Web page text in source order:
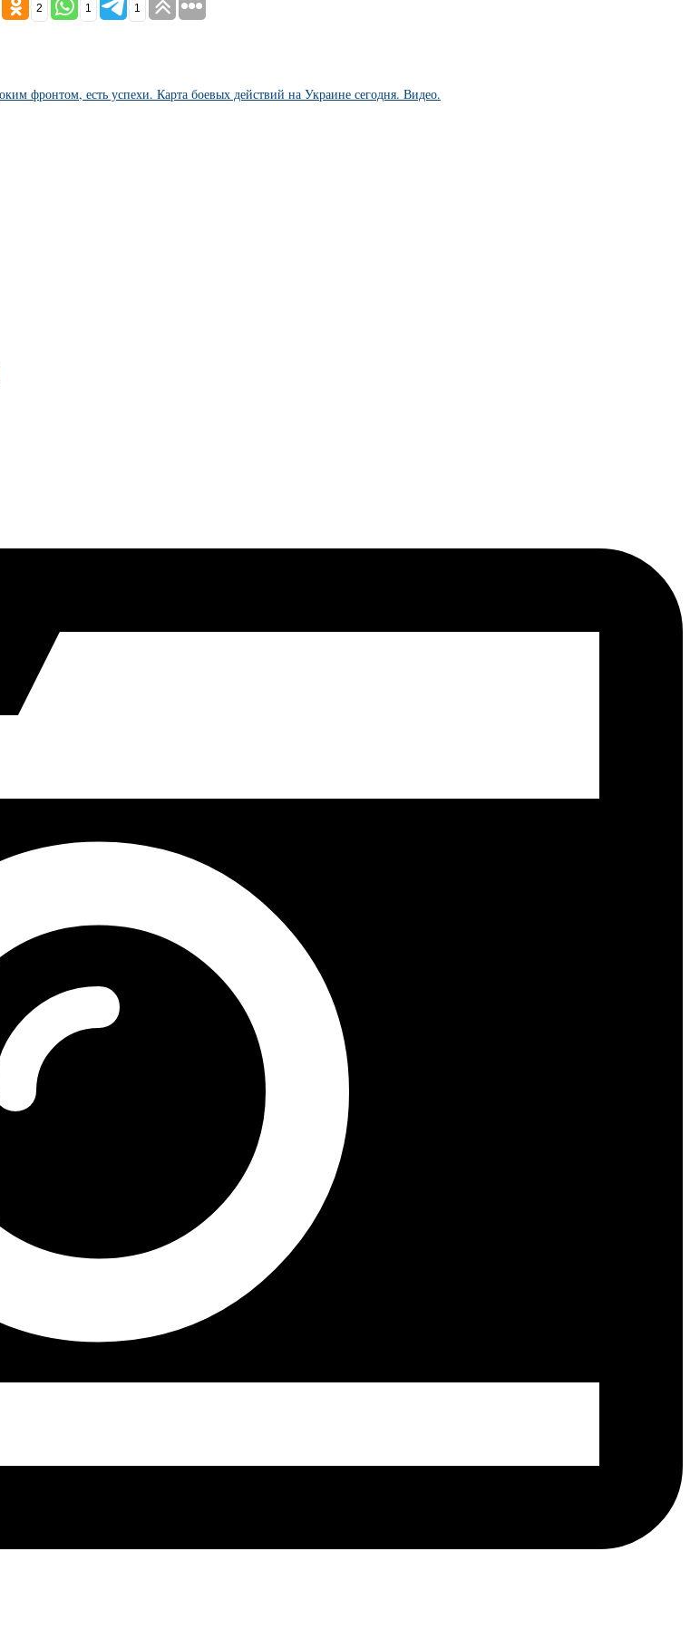
2 1 1
фронтом, есть успехи. Карта боевых действий на Украине сегодня. Видео.